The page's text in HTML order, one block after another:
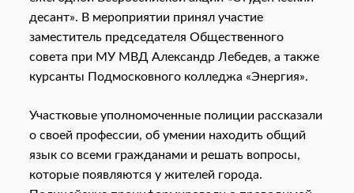
десант». В мероприятии принял участие
заместитель председателя Общественного
совета при МУ МВД Александр Лебедев, а также
курсанты Подмосковного колледжа «Энергия».
Участковые уполномоченные полиции рассказали
о своей профессии, об умении находить общий
язык со всеми гражданами и решать вопросы,
которые появляются у жителей города.